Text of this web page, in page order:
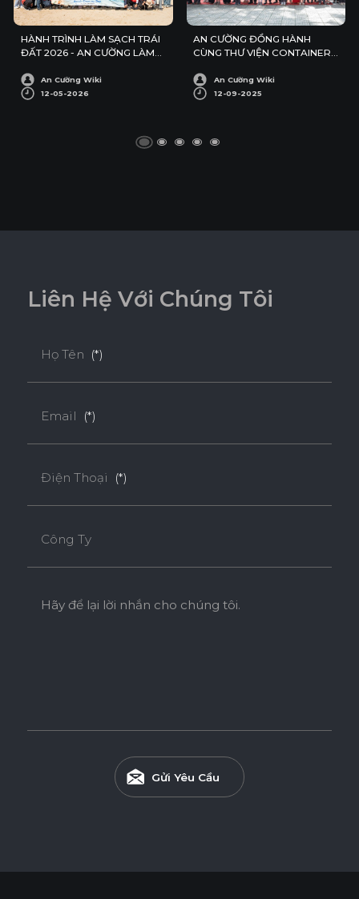
HÀNH TRÌNH LÀM SẠCH TRÁI
ĐẤT 2026 - AN CƯỜNG LÀM
An Cường Wiki
12-05-2026
AN CƯỜNG ĐỒNG HÀNH
CÙNG THƯ VIỆN CONTAINER
An Cường Wiki
12-09-2025
Liên Hệ Với Chúng Tôi
Họ Tên (*)
Email (*)
Điện Thoại (*)
Công Ty
Hãy để lại lời nhắn cho chúng tôi.
Gửi Yêu Cầu